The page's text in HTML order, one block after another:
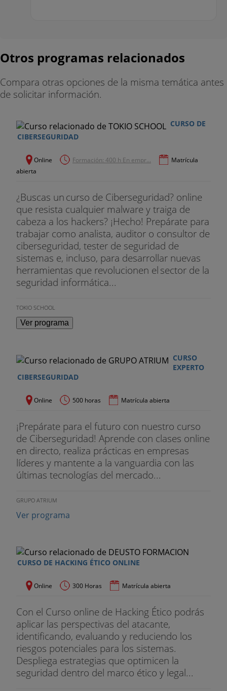
Otros programas relacionados
Compara otras opciones de la misma temática antes
de solicitar información.
CURSO DE
CIBERSEGURIDAD
Online Formación: 400 h En empr...
Matrícula
abierta
¿Buscas un curso de Ciberseguridad? online
que resista cualquier malware y traiga de
cabeza a los hackers? ¡Hecho! Prepárate para
trabajar como analista, auditor o consultor de
ciberseguridad, tester de seguridad de
sistemas e, incluso, para desarrollar nuevas
herramientas que revolucionen el sector de la
seguridad informática...
TOKIO SCHOOL
Ver programa
CURSO
EXPERTO
CIBERSEGURIDAD
Online 500 horas Matrícula abierta
¡Prepárate para el futuro con nuestro curso
de Ciberseguridad! Aprende con clases online
en directo, realiza prácticas en empresas
líderes y mantente a la vanguardia con las
últimas tecnologías del mercado...
GRUPO ATRIUM
Ver programa
CURSO DE HACKING ÉTICO ONLINE
Online 300 Horas Matrícula abierta
Con el Curso online de Hacking Ético podrás
aplicar las perspectivas del atacante,
identificando, evaluando y reduciendo los
riesgos potenciales para los sistemas.
Despliega estrategias que optimicen la
seguridad dentro del marco ético y legal...